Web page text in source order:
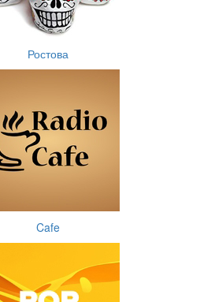
Ростова
Cafe